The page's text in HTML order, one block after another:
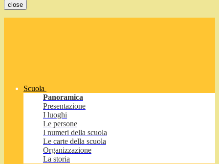
close
Scuola
Panoramica
Presentazione
I luoghi
Le persone
I numeri della scuola
Le carte della scuola
Organizzazione
La storia